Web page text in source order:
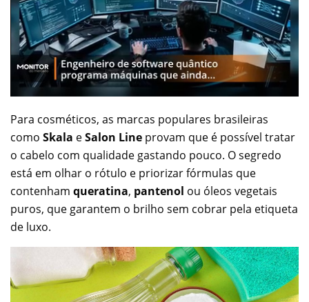
Para cosméticos, as marcas populares brasileiras
como Skala eSalon Line provam que é possível tratar
o cabelo com qualidade gastando pouco. O segredo
está em olhar o rótulo e priorizar fórmulas que
contenham queratina, pantenol ou óleos vegetais
puros, que garantem o brilho sem cobrar pela etiqueta
de luxo.